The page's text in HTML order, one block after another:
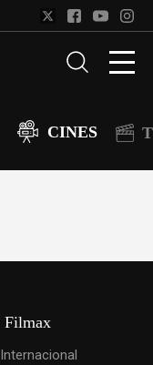
CINES
Filmax